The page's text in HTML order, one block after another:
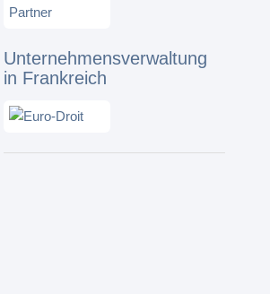
Unternehmensverwaltung
in Frankreich